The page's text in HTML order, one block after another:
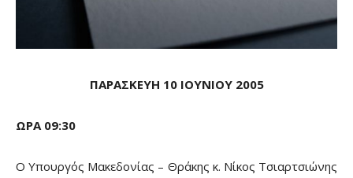
ΠΑΡΑΣΚΕΥΗ 10 ΙΟΥΝΙΟΥ 2005
ΩΡΑ 09:30
Ο Υπουργός Μακεδονίας – Θράκης κ. Νίκος Τσιαρτσιώνης